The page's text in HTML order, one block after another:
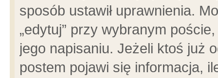
sposób ustawił uprawnienia.
„edytuj” przy wybranym
jego napisaniu. Jeżeli ktoś już
postem pojawi się informacja,